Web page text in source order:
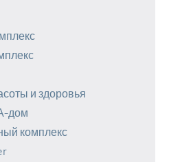
и здоровья
дом
комплекс